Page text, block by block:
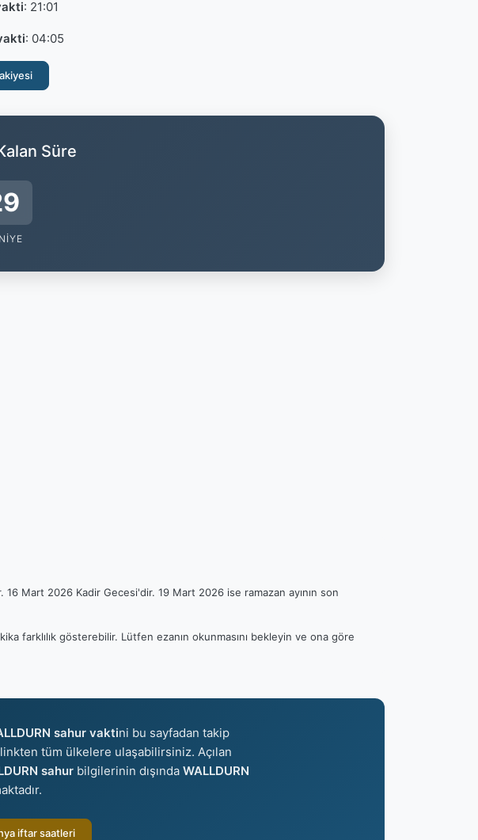
: 21:01
: 04:05
Süre
16 Mart 2026 Kadir Gecesi'dir. 19 Mart 2026 ise ramazan ayının son
farklılık gösterebilir. Lütfen ezanın okunmasını bekleyin ve ona göre
sahur vaktini bu sayfadan takip
tüm ülkelere ulaşabilirsiniz. Açılan
sahur bilgilerinin dışında WALLDURN
iftar saatleri